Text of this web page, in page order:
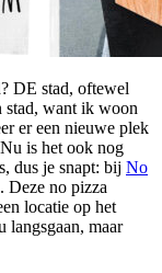
DE stad, oftewel
stad, want ik woon
er een nieuwe plek
is het ook nog
dus je snapt: bij No
Deze no pizza
locatie op het
langsgaan, maar